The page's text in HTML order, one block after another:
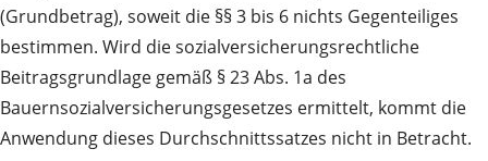
(Grundbetrag), soweit die §§ 3 bis 6 nichts Gegenteiliges
bestimmen. Wird die sozialversicherungsrechtliche
Beitragsgrundlage gemäß § 23 Abs. 1a des
Bauernsozialversicherungsgesetzes ermittelt, kommt die
Anwendung dieses Durchschnittssatzes nicht in Betracht.